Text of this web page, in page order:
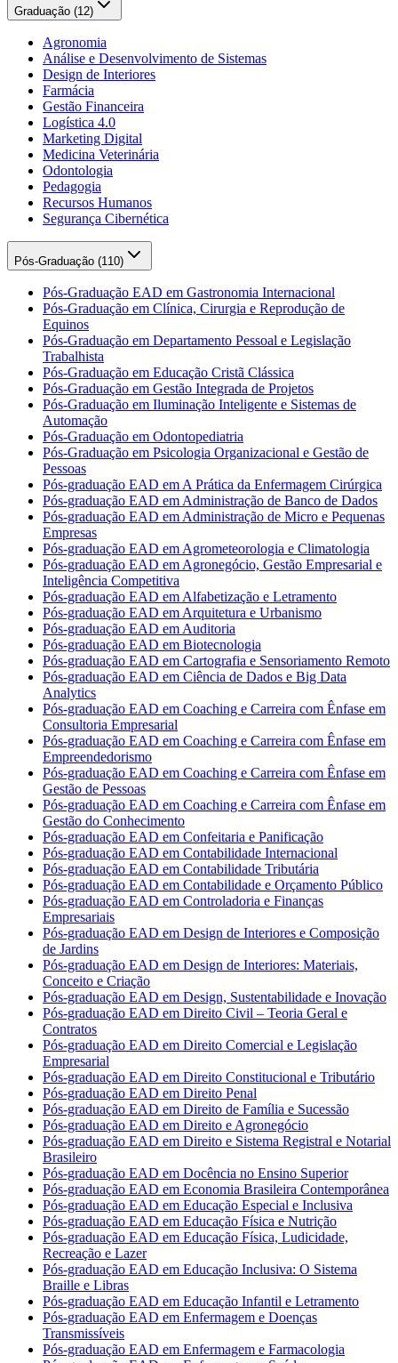
Graduação (12)
Agronomia
Análise e Desenvolvimento de Sistemas
Design de Interiores
Farmácia
Gestão Financeira
Logística 4.0
Marketing Digital
Medicina Veterinária
Odontologia
Pedagogia
Recursos Humanos
Segurança Cibernética
Pós-Graduação (110)
Pós-Graduação EAD em Gastronomia Internacional
Pós-Graduação em Clínica, Cirurgia e Reprodução de
Equinos
Pós-Graduação em Departamento Pessoal e Legislação
Trabalhista
Pós-Graduação em Educação Cristã Clássica
Pós-Graduação em Gestão Integrada de Projetos
Pós-Graduação em Iluminação Inteligente e Sistemas de
Automação
Pós-Graduação em Odontopediatria
Pós-Graduação em Psicologia Organizacional e Gestão de
Pessoas
Pós-graduação EAD em A Prática da Enfermagem Cirúrgica
Pós-graduação EAD em Administração de Banco de Dados
Pós-graduação EAD em Administração de Micro e Pequenas
Empresas
Pós-graduação EAD em Agrometeorologia e Climatologia
Pós-graduação EAD em Agronegócio, Gestão Empresarial e
Inteligência Competitiva
Pós-graduação EAD em Alfabetização e Letramento
Pós-graduação EAD em Arquitetura e Urbanismo
Pós-graduação EAD em Auditoria
Pós-graduação EAD em Biotecnologia
Pós-graduação EAD em Cartografia e Sensoriamento Remoto
Pós-graduação EAD em Ciência de Dados e Big Data
Analytics
Pós-graduação EAD em Coaching e Carreira com Ênfase em
Consultoria Empresarial
Pós-graduação EAD em Coaching e Carreira com Ênfase em
Empreendedorismo
Pós-graduação EAD em Coaching e Carreira com Ênfase em
Gestão de Pessoas
Pós-graduação EAD em Coaching e Carreira com Ênfase em
Gestão do Conhecimento
Pós-graduação EAD em Confeitaria e Panificação
Pós-graduação EAD em Contabilidade Internacional
Pós-graduação EAD em Contabilidade Tributária
Pós-graduação EAD em Contabilidade e Orçamento Público
Pós-graduação EAD em Controladoria e Finanças
Empresariais
Pós-graduação EAD em Design de Interiores e Composição
de Jardins
Pós-graduação EAD em Design de Interiores: Materiais,
Conceito e Criação
Pós-graduação EAD em Design, Sustentabilidade e Inovação
Pós-graduação EAD em Direito Civil – Teoria Geral e
Contratos
Pós-graduação EAD em Direito Comercial e Legislação
Empresarial
Pós-graduação EAD em Direito Constitucional e Tributário
Pós-graduação EAD em Direito Penal
Pós-graduação EAD em Direito de Família e Sucessão
Pós-graduação EAD em Direito e Agronegócio
Pós-graduação EAD em Direito e Sistema Registral e Notarial
Brasileiro
Pós-graduação EAD em Docência no Ensino Superior
Pós-graduação EAD em Economia Brasileira Contemporânea
Pós-graduação EAD em Educação Especial e Inclusiva
Pós-graduação EAD em Educação Física e Nutrição
Pós-graduação EAD em Educação Física, Ludicidade,
Recreação e Lazer
Pós-graduação EAD em Educação Inclusiva: O Sistema
Braille e Libras
Pós-graduação EAD em Educação Infantil e Letramento
Pós-graduação EAD em Enfermagem e Doenças
Transmissíveis
Pós-graduação EAD em Enfermagem e Farmacologia